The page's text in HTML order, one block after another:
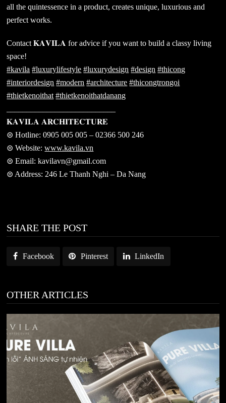
all the quintessence in a product, creates unique, luxurious and
perfect works.
Contact 𝐊𝐀𝐕𝐈𝐋𝐀 for advice if you want to build a classy living
space!
#kavila #luxurylifestyle #luxurydesign #design #thicong
#interiordesign #modern #architecture #thicongtrongoi
#thietkenoithat #thietkenoithatdanang
𝐊𝐀𝐕𝐈𝐋𝐀 𝐀𝐑𝐂𝐇𝐈𝐓𝐄𝐂𝐓𝐔𝐑𝐄
⊜ Hotline: 0905 005 005 – 02366 500 246
⊜ Website:www.kavila.vn
⊜ Email: kavilavn@gmail.com
⊜ Address: 246 Le Thanh Nghi – Da Nang
SHARE THE POST
Facebook Pinterest LinkedIn
OTHER ARTICLES